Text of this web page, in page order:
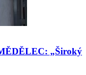
„Široký